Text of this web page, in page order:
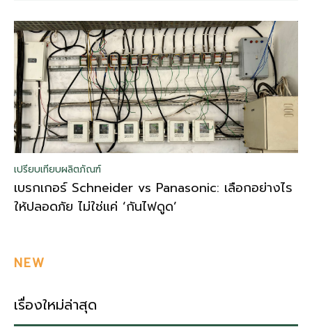
เปรียบเทียบผลิตภัณฑ์
เบรกเกอร์ Schneider vs Panasonic: เลือกอย่างไร
ให้ปลอดภัย ไม่ใช่แค่ ‘กันไฟดูด’
NEW
เรื่องใหม่ล่าสุด